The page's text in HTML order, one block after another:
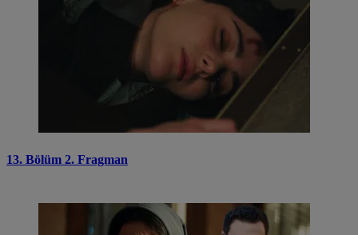
13. Bölüm 2. Fragman